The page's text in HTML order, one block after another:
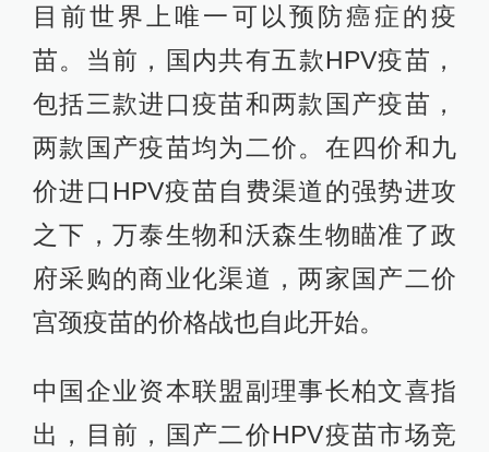
目前世界上唯一可以预防癌症的疫
苗。当前，国内共有五款HPV疫苗，
包括三款进口疫苗和两款国产疫苗，
两款国产疫苗均为二价。在四价和九
价进口HPV疫苗自费渠道的强势进攻
之下，万泰生物和沃森生物瞄准了政
府采购的商业化渠道，两家国产二价
宫颈疫苗的价格战也自此开始。
中国企业资本联盟副理事长柏文喜指
出，目前，国产二价HPV疫苗市场竞